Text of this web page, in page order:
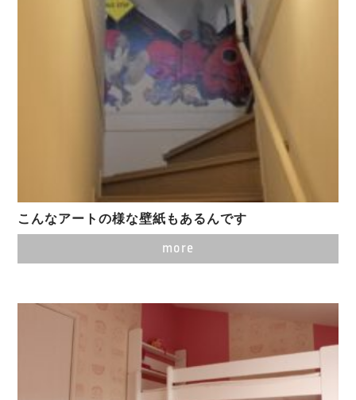
こんなアートの様な壁紙もあるんです
more